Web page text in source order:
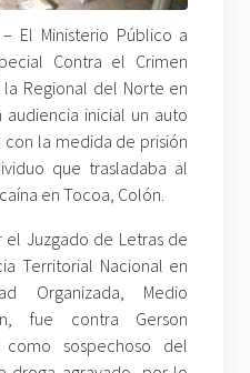
El Ministerio Público a
Contra el Crimen
la Regional del Norte en
inicial un auto
la medida de prisión
que trasladaba al
en Tocoa, Colón.
Juzgado de Letras de
Territorial Nacional en
Organizada, Medio
fue contra Gerson
sospechoso del